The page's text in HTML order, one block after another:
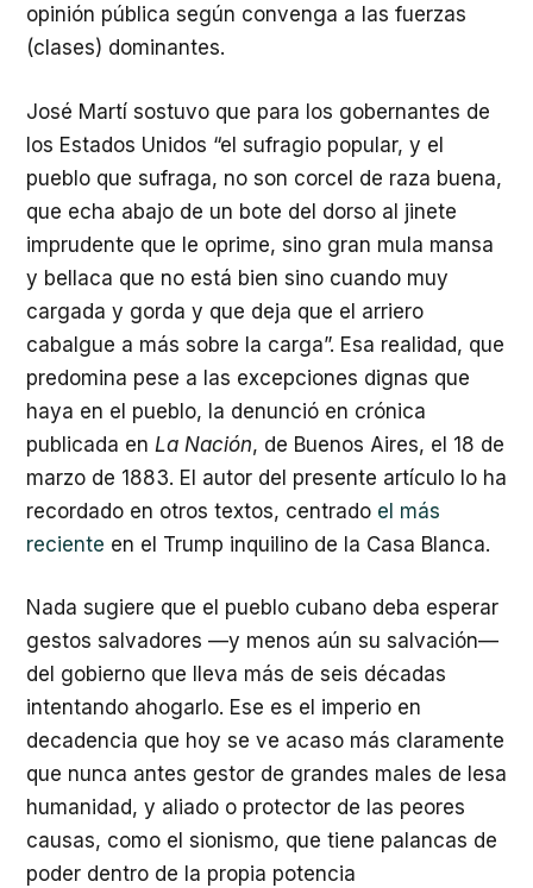
opinión pública según convenga a las fuerzas
(clases) dominantes.
José Martí sostuvo que para los gobernantes de
los Estados Unidos “el sufragio popular, y el
pueblo que sufraga, no son corcel de raza buena,
que echa abajo de un bote del dorso al jinete
imprudente que le oprime, sino gran mula mansa
y bellaca que no está bien sino cuando muy
cargada y gorda y que deja que el arriero
cabalgue a más sobre la carga”. Esa realidad, que
predomina pese a las excepciones dignas que
haya en el pueblo, la denunció en crónica
publicada en La Nación, de Buenos Aires, el 18 de
marzo de 1883. El autor del presente artículo lo ha
recordado en otros textos, centrado el más
reciente en el Trump inquilino de la Casa Blanca.
Nada sugiere que el pueblo cubano deba esperar
gestos salvadores —y menos aún su salvación—
del gobierno que lleva más de seis décadas
intentando ahogarlo. Ese es el imperio en
decadencia que hoy se ve acaso más claramente
que nunca antes gestor de grandes males de lesa
humanidad, y aliado o protector de las peores
causas, como el sionismo, que tiene palancas de
poder dentro de la propia potencia